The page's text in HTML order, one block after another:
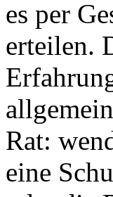
es per
erteilen.
Rat:
eine